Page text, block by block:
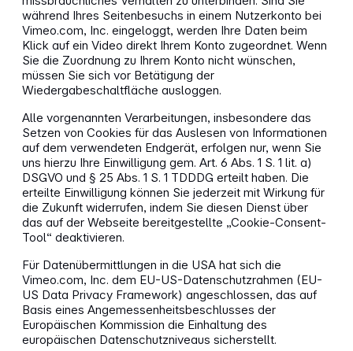
während Ihres Seitenbesuchs in einem Nutzerkonto bei
Vimeo.com, Inc. eingeloggt, werden Ihre Daten beim
Klick auf ein Video direkt Ihrem Konto zugeordnet. Wenn
Sie die Zuordnung zu Ihrem Konto nicht wünschen,
müssen Sie sich vor Betätigung der
Wiedergabeschaltfläche ausloggen.
Alle vorgenannten Verarbeitungen, insbesondere das
Setzen von Cookies für das Auslesen von Informationen
auf dem verwendeten Endgerät, erfolgen nur, wenn Sie
uns hierzu Ihre Einwilligung gem. Art. 6 Abs. 1 S. 1 lit. a)
DSGVO und § 25 Abs. 1 S. 1 TDDDG erteilt haben. Die
erteilte Einwilligung können Sie jederzeit mit Wirkung für
die Zukunft widerrufen, indem Sie diesen Dienst über
das auf der Webseite bereitgestellte „Cookie-Consent-
Tool“ deaktivieren.
Für Datenübermittlungen in die USA hat sich die
Vimeo.com, Inc. dem EU-US-Datenschutzrahmen (EU-
US Data Privacy Framework) angeschlossen, das auf
Basis eines Angemessenheitsbeschlusses der
Europäischen Kommission die Einhaltung des
europäischen Datenschutzniveaus sicherstellt.